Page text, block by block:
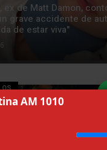
AM 1010
ex de Matt Damon,
grave accidente de
de estar viva"